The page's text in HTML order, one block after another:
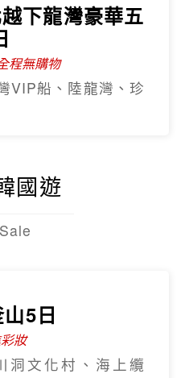
下龍灣豪華五
程無購物
VIP船、陸龍灣、珍
國遊